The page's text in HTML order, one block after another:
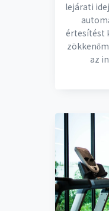
lejárati
értesítést
az